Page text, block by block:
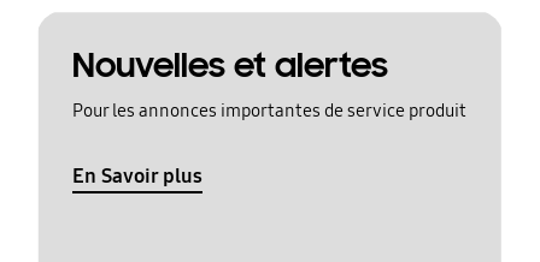
Nouvelles et alertes
Pour les annonces importantes de service produit
En Savoir plus